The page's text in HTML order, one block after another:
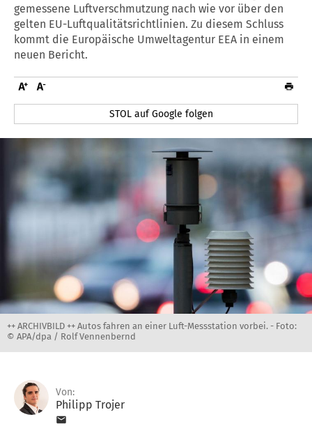
gemessene Luftverschmutzung nach wie vor über den
gelten EU-Luftqualitätsrichtlinien. Zu diesem Schluss
kommt die Europäische Umweltagentur EEA in einem
neuen Bericht.
STOL auf Google folgen
++ ARCHIVBILD ++ Autos fahren an einer Luft-Messstation vorbei. - Foto:
© APA/dpa / Rolf Vennenbernd
Von:
Philipp Trojer